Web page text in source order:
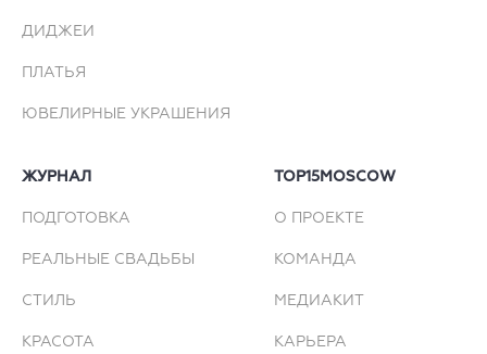
ДИДЖЕИ
ПЛАТЬЯ
ЮВЕЛИРНЫЕ УКРАШЕНИЯ
ЖУРНАЛ
ПОДГОТОВКА
РЕАЛЬНЫЕ СВАДЬБЫ
СТИЛЬ
КРАСОТА
TOP15MOSCOW
О ПРОЕКТЕ
КОМАНДА
МЕДИАКИТ
КАРЬЕРА